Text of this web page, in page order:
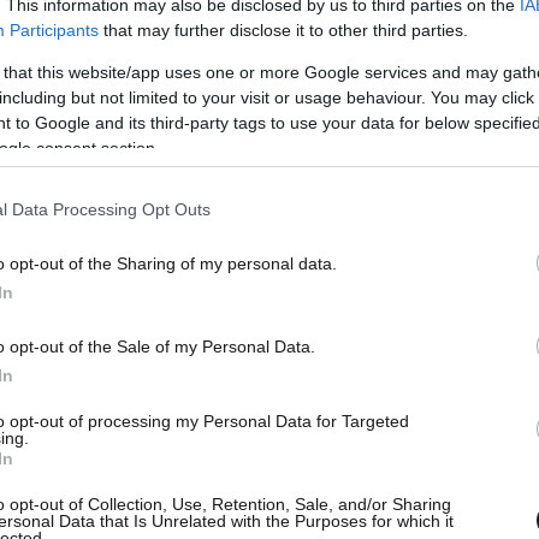
This information may also be disclosed by us to third parties on the
Participants that may further disclose it to other third parties.
that this website/app uses one or more Google services and may
but not limited to your visit or usage behaviour. You may
to Google and its third-party tags to use your data for below
consent section.
Data Processing Opt Outs
opt-out of the Sharing of my personal data.
opt-out of the Sale of my Personal Data.
opt-out of processing my Personal Data for Targeted
opt-out of Collection, Use, Retention, Sale, and/or Sharing
Data that Is Unrelated with the Purposes for which it
Χριστούγεννα και
Πρωτοχρονιά στο
Casino Porto Carras
Αυτά είναι τα
πάρτι που δεν πρέπει να